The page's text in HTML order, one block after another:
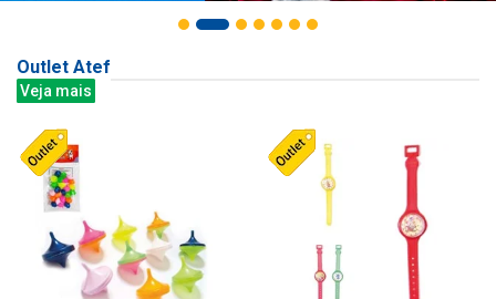
Outlet Atef
Veja mais